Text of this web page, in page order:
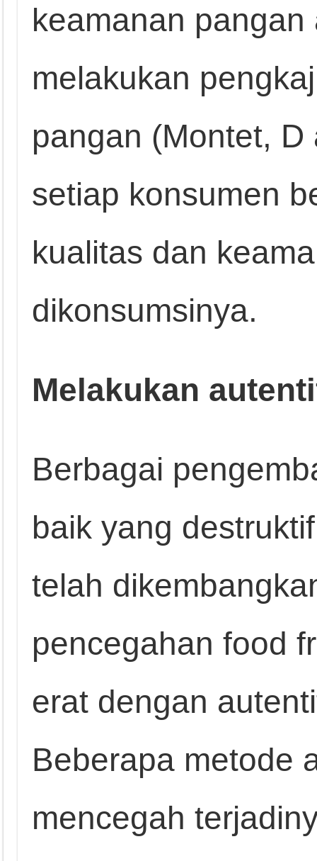
keamanan
melakukan
pangan (Montet,
setiap konsumen
kualitas dan
dikonsumsinya.
Melakukan
Berbagai
baik yang
telah
pencegahan food
erat dengan
Beberapa metode
mencegah